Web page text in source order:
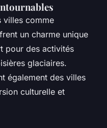
villes comme
un charme unique
pour des activités
glaciaires.
également des villes
culturelle et